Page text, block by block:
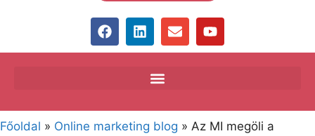
Főoldal » Online marketing blog » Az MI megöli a